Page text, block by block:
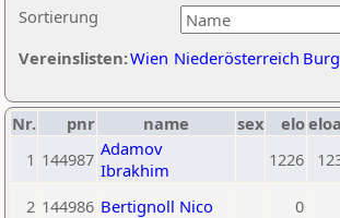
Sortierung
Vereinslisten:Wien Niederösterreich
Nr. pnr name sex elo
1 144987 Adamov
Ibrakhim
1226
2 144986 Bertignoll Nico 0